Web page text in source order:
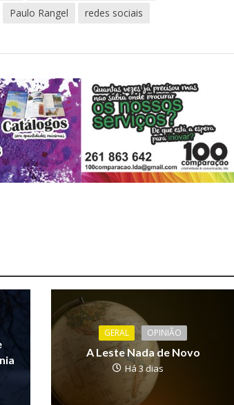
Paulo Rangel redes sociais
GERAL OPINIÃO
A Leste Nada de Novo
Há 3 dias